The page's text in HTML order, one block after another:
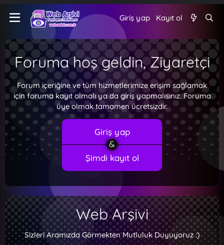
Giriş yap Kayıt ol
Foruma hoş geldin, Ziyaretçi
Forum içeriğine ve tüm hizmetlerimize erişim sağlamak
için foruma kayıt olmalı ya da giriş yapmalısınız. Foruma
üye olmak tamamen ücretsizdir.
Giriş yap
Şimdi kayıt ol
Web Arşivi
Sizleri Aramızda Görmekten Mutluluk Duyuyoruz :)